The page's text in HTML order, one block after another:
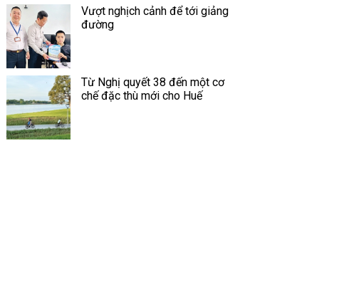
Vượt nghịch cảnh để tới giảng
đường
Từ Nghị quyết 38 đến một cơ
chế đặc thù mới cho Huế